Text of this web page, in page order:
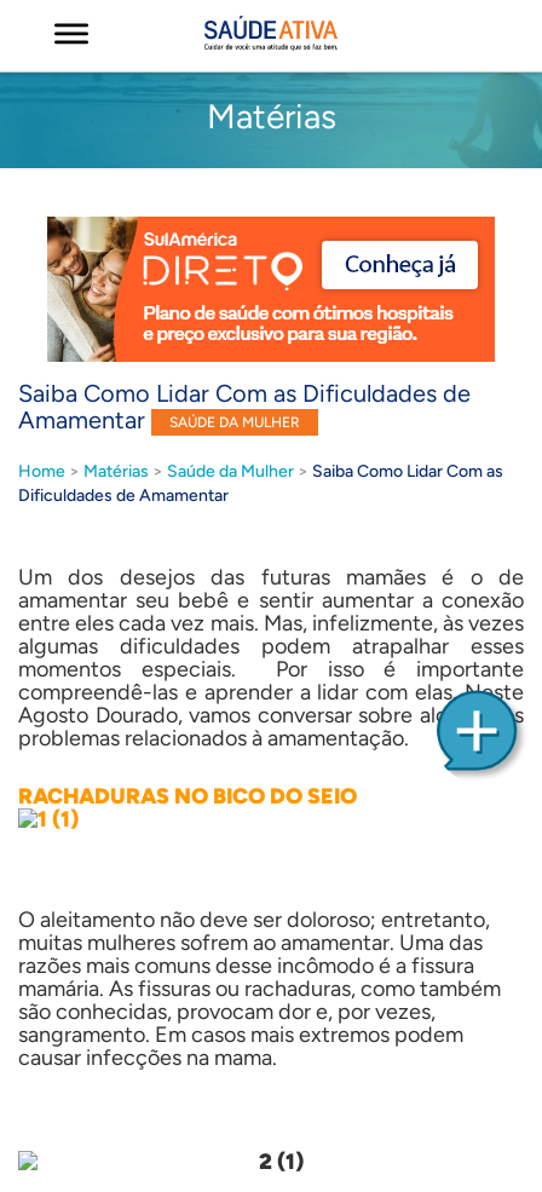
Matérias
Saiba Como Lidar Com as Dificuldades de
Amamentar
SAÚDE DA MULHER
Home > Matérias > Saúde da Mulher > Saiba Como Lidar Com as
Dificuldades de Amamentar
Um dos desejos das futuras mamães é o de
amamentar seu bebê e sentir aumentar a conexão
entre eles cada vez mais. Mas, infelizmente, às vezes
algumas dificuldades podem atrapalhar esses
momentos especiais. Por isso é importante
compreendê-las e aprender a lidar com elas. Neste
Agosto Dourado, vamos conversar sobre alguns dos
problemas relacionados à amamentação.
RACHADURAS NO BICO DO SEIO
O aleitamento não deve ser doloroso; entretanto,
muitas mulheres sofrem ao amamentar. Uma das
razões mais comuns desse incômodo é a fissura
mamária. As fissuras ou rachaduras, como também
são conhecidas, provocam dor e, por vezes,
sangramento. Em casos mais extremos podem
causar infecções na mama.